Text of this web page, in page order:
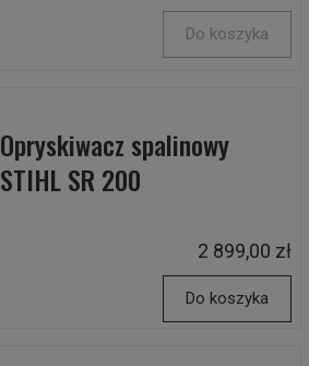
Do koszyka
Opryskiwacz spalinowy
STIHL SR 200
2 899,00 zł
Do koszyka